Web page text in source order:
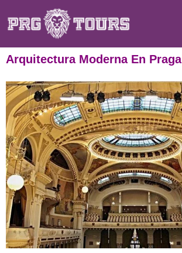
Arquitectura Moderna En Praga